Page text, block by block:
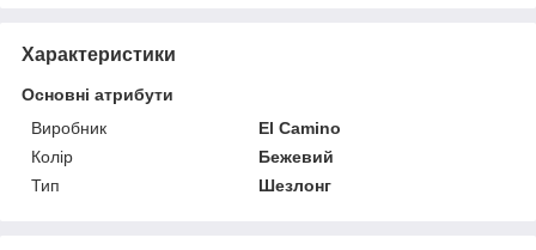
Характеристики
Основні атрибути
Виробник
El Camino
Колір
Бежевий
Тип
Шезлонг